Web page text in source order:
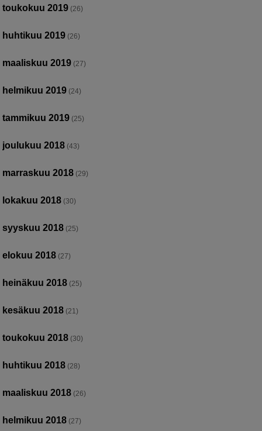
toukokuu 2019 (26)
huhtikuu 2019 (26)
maaliskuu 2019 (27)
helmikuu 2019 (24)
tammikuu 2019 (25)
joulukuu 2018 (43)
marraskuu 2018 (29)
lokakuu 2018 (30)
syyskuu 2018 (25)
elokuu 2018 (27)
heinäkuu 2018 (25)
kesäkuu 2018 (21)
toukokuu 2018 (30)
huhtikuu 2018 (28)
maaliskuu 2018 (26)
helmikuu 2018 (27)